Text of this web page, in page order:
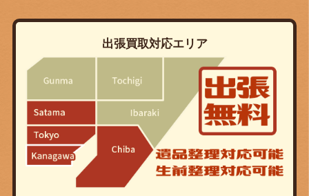
出張買取対応エリア